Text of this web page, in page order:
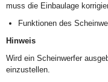
muss die Einbaulage
Funktionen des
Hinweis
Wird ein Scheinwerfer
einzustellen.